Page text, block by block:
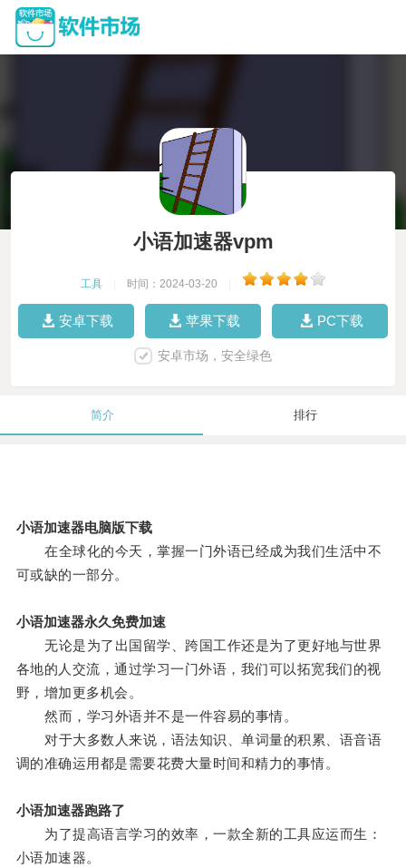
小语加速器vpm
工具 时间：2024-03-20
安卓下载 苹果下载 PC下载
安卓市场，安全绿色
简介 排行
小语加速器电脑版下载
在全球化的今天，掌握一门外语已经成为我们生活中不
可或缺的一部分。
小语加速器永久免费加速
无论是为了出国留学、跨国工作还是为了更好地与世界
各地的人交流，通过学习一门外语，我们可以拓宽我们的视
野，增加更多机会。
然而，学习外语并不是一件容易的事情。
对于大多数人来说，语法知识、单词量的积累、语音语
调的准确运用都是需要花费大量时间和精力的事情。
小语加速器跑路了
为了提高语言学习的效率，一款全新的工具应运而生：
小语加速器。